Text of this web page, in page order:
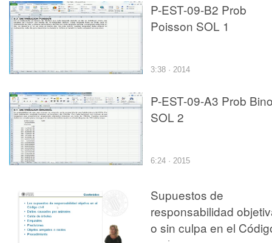
P-EST-09-B2 Prob
Poisson SOL 1
3:38 · 2014
P-EST-09-A3 Prob
SOL 2
6:24 · 2015
Supuestos de
responsabilidad
o sin culpa en el